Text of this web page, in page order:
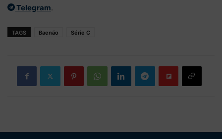
Telegram.
TAGS Baenão Série C